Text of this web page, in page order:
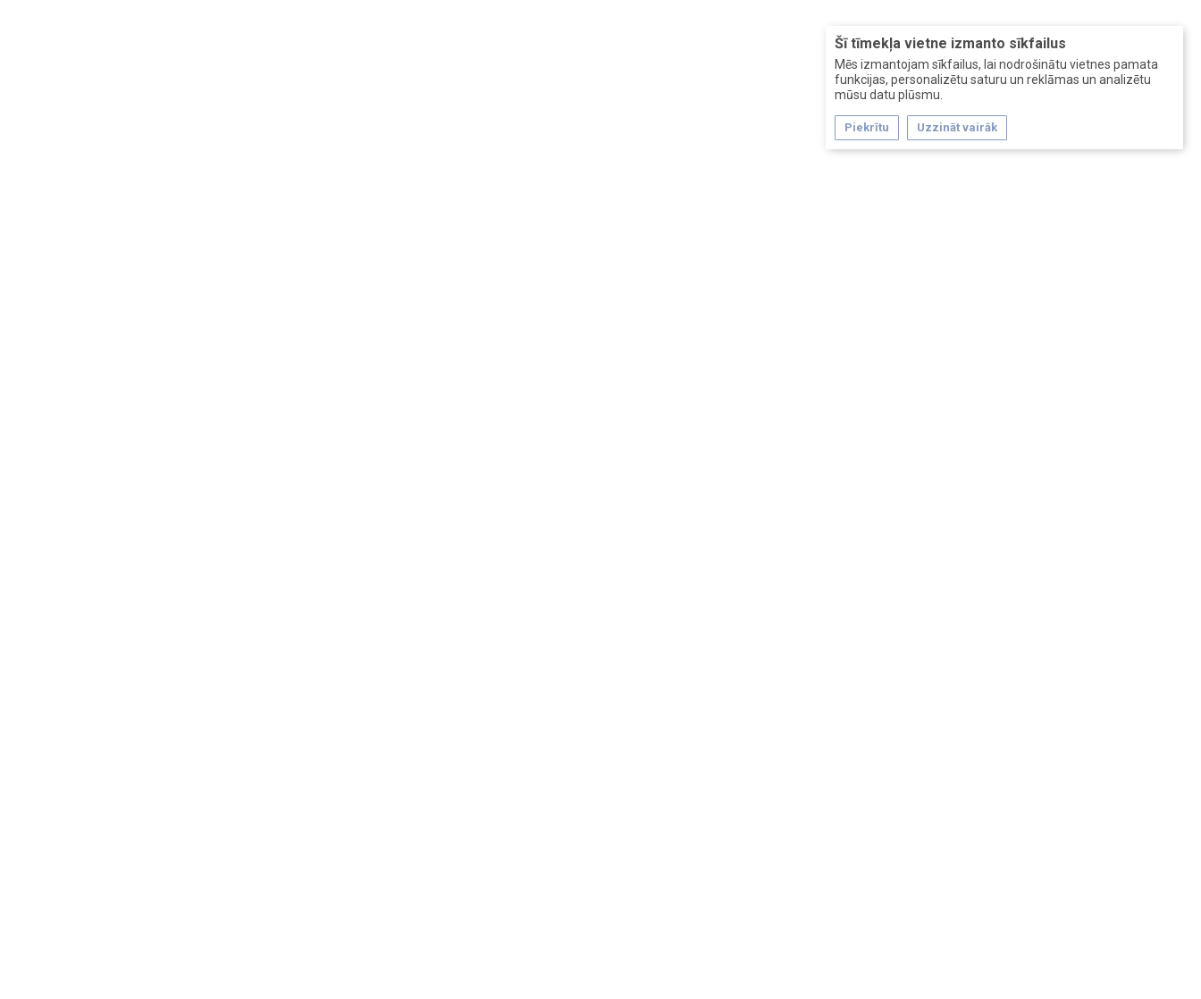
Šī tīmekļa vietne izmanto sīkfailus
Mēs izmantojam sīkfailus, lai nodrošinātu vietnes pamata
funkcijas, personalizētu saturu un reklāmas un analizētu
mūsu datu plūsmu.
Piekrītu Uzzināt vairāk